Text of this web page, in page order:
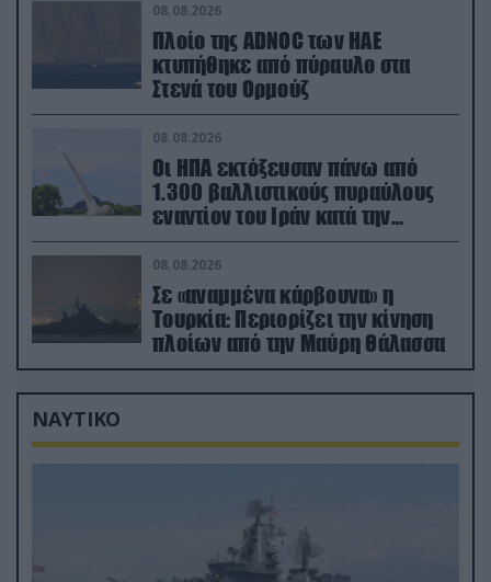
08.08.2026
Πλοίο της ADNOC των ΗΑΕ
κτυπήθηκε από πύραυλο στα
Στενά του Ορμούζ
08.08.2026
Οι ΗΠΑ εκτόξευσαν πάνω από
1.300 βαλλιστικούς πυραύλους
εναντίον του Ιράν κατά την
διάρκεια του πολέμου
08.08.2026
Σε «αναμμένα κάρβουνα» η
Τουρκία: Περιορίζει την κίνηση
πλοίων από την Μαύρη Θάλασσα
ΝΑΥΤΙΚΟ